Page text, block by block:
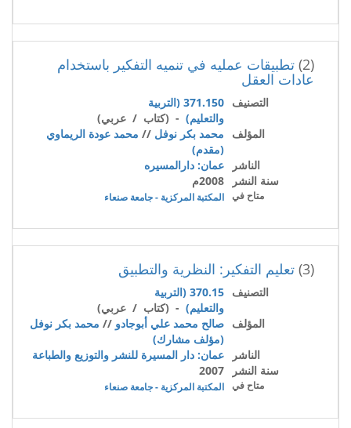
(2) تطبيقات عمليه في تنميه التفكير باستخدام
عادات العقل
التصنيف
371.150 (التربية
والتعليم) - (كتاب / عربي)
المؤلف
محمد بكر نوفل // محمد عودة الريماوي
(مقدم)
الناشر
عمان: دارالمسيره
سنة النشر
2008م
متاح في المكتبة المركزية - جامعة صنعاء
(3) تعليم التفكير: النظرية والتطبيق
التصنيف
370.15 (التربية
والتعليم) - (كتاب / عربي)
المؤلف صالح محمد علي أبوجادو // محمد بكر نوفل
(مؤلف مشارك)
الناشر
عمان: دار المسيرة للنشر والتوزيع والطباعة
سنة النشر
2007
متاح في المكتبة المركزية - جامعة صنعاء